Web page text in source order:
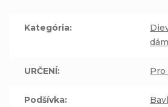
Kategória:
URČENÍ:
Podšívka: